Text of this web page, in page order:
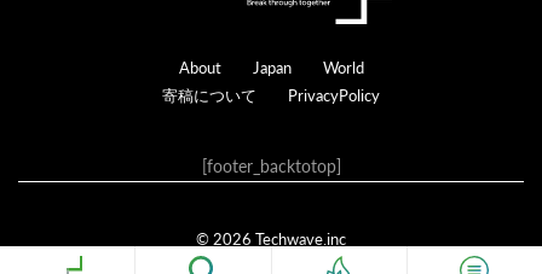
Footer
About Japan
World
寄稿について
PrivacyPolicy
[footer_backtotop]
© 2026 Techwave.inc
Genesis Framework
WordPress·